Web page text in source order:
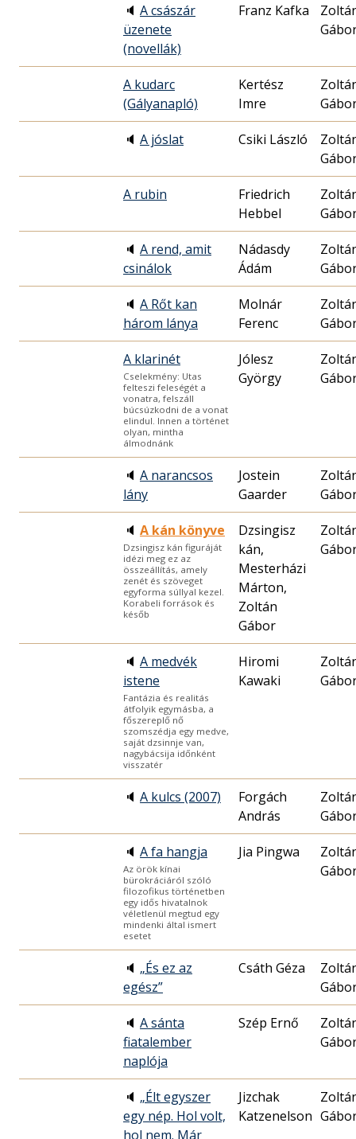
🔈 A császár
üzenete
(novellák)
Franz Kafka
A kudarc
(Gályanapló)
Kertész
Imre
🔈 A jóslat Csiki László
A rubin
Friedrich
Hebbel
🔈 A rend, amit
csinálok
Nádasdy
Ádám
🔈 A Rőt kan
három lánya
Molnár
Ferenc
A klarinét
Cselekmény: Utas
felteszi feleségét a
vonatra, felszáll
búcsúzkodni de a vonat
elindul. Innen a történet
olyan, mintha
álmodnánk
Jólesz
György
🔈 A narancsos
lány
Jostein
Gaarder
🔈 A kán könyve
Dzsingisz kán figuráját
idézi meg ez az
összeállítás, amely
zenét és szöveget
egyforma súllyal kezel.
Korabeli források és
későb
Dzsingisz
kán,
Mesterházi
Márton,
Zoltán
Gábor
🔈 A medvék
istene
Fantázia és realitás
átfolyik egymásba, a
főszereplő nő
szomszédja egy medve,
saját dzsinnje van,
nagybácsija időnként
visszatér
Hiromi
Kawaki
🔈 A kulcs (2007)
Forgách
András
🔈 A fa hangja
Az örök kínai
bürokráciáról szóló
filozofikus történetben
egy idős hivatalnok
véletlenül megtud egy
mindenki által ismert
esetet
Jia Pingwa
🔈 „És ez az
egész”
Csáth Géza
🔈 A sánta
fiatalember
naplója
Szép Ernő
🔈 „Élt egyszer
egy nép. Hol volt,
hol nem. Már
Jizchak
Katzenelson